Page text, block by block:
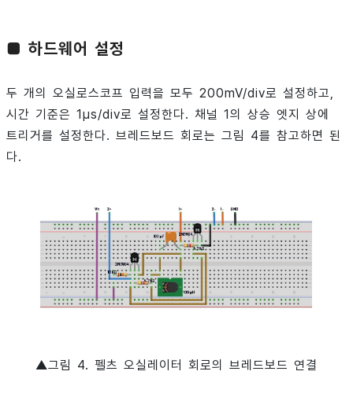
■ 하드웨어 설정
두 개의 오실로스코프 입력을 모두 200mV/div로 설정하고,
시간 기준은 1μs/div로 설정한다. 채널 1의 상승 엣지 상에
트리거를 설정한다. 브레드보드 회로는 그림 4를 참고하면 된
다.
▲그림 4. 펠츠 오실레이터 회로의 브레드보드 연결